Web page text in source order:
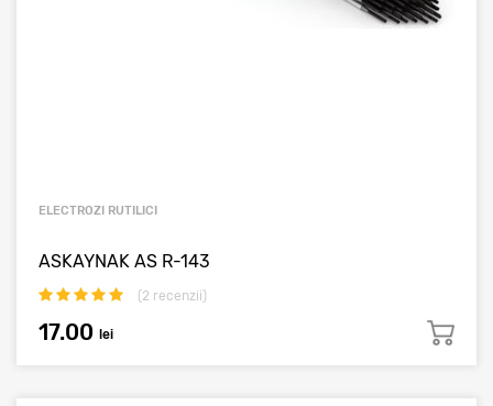
ELECTROZI RUTILICI
ASKAYNAK AS R-143
(2 recenzii)
17.00 lei